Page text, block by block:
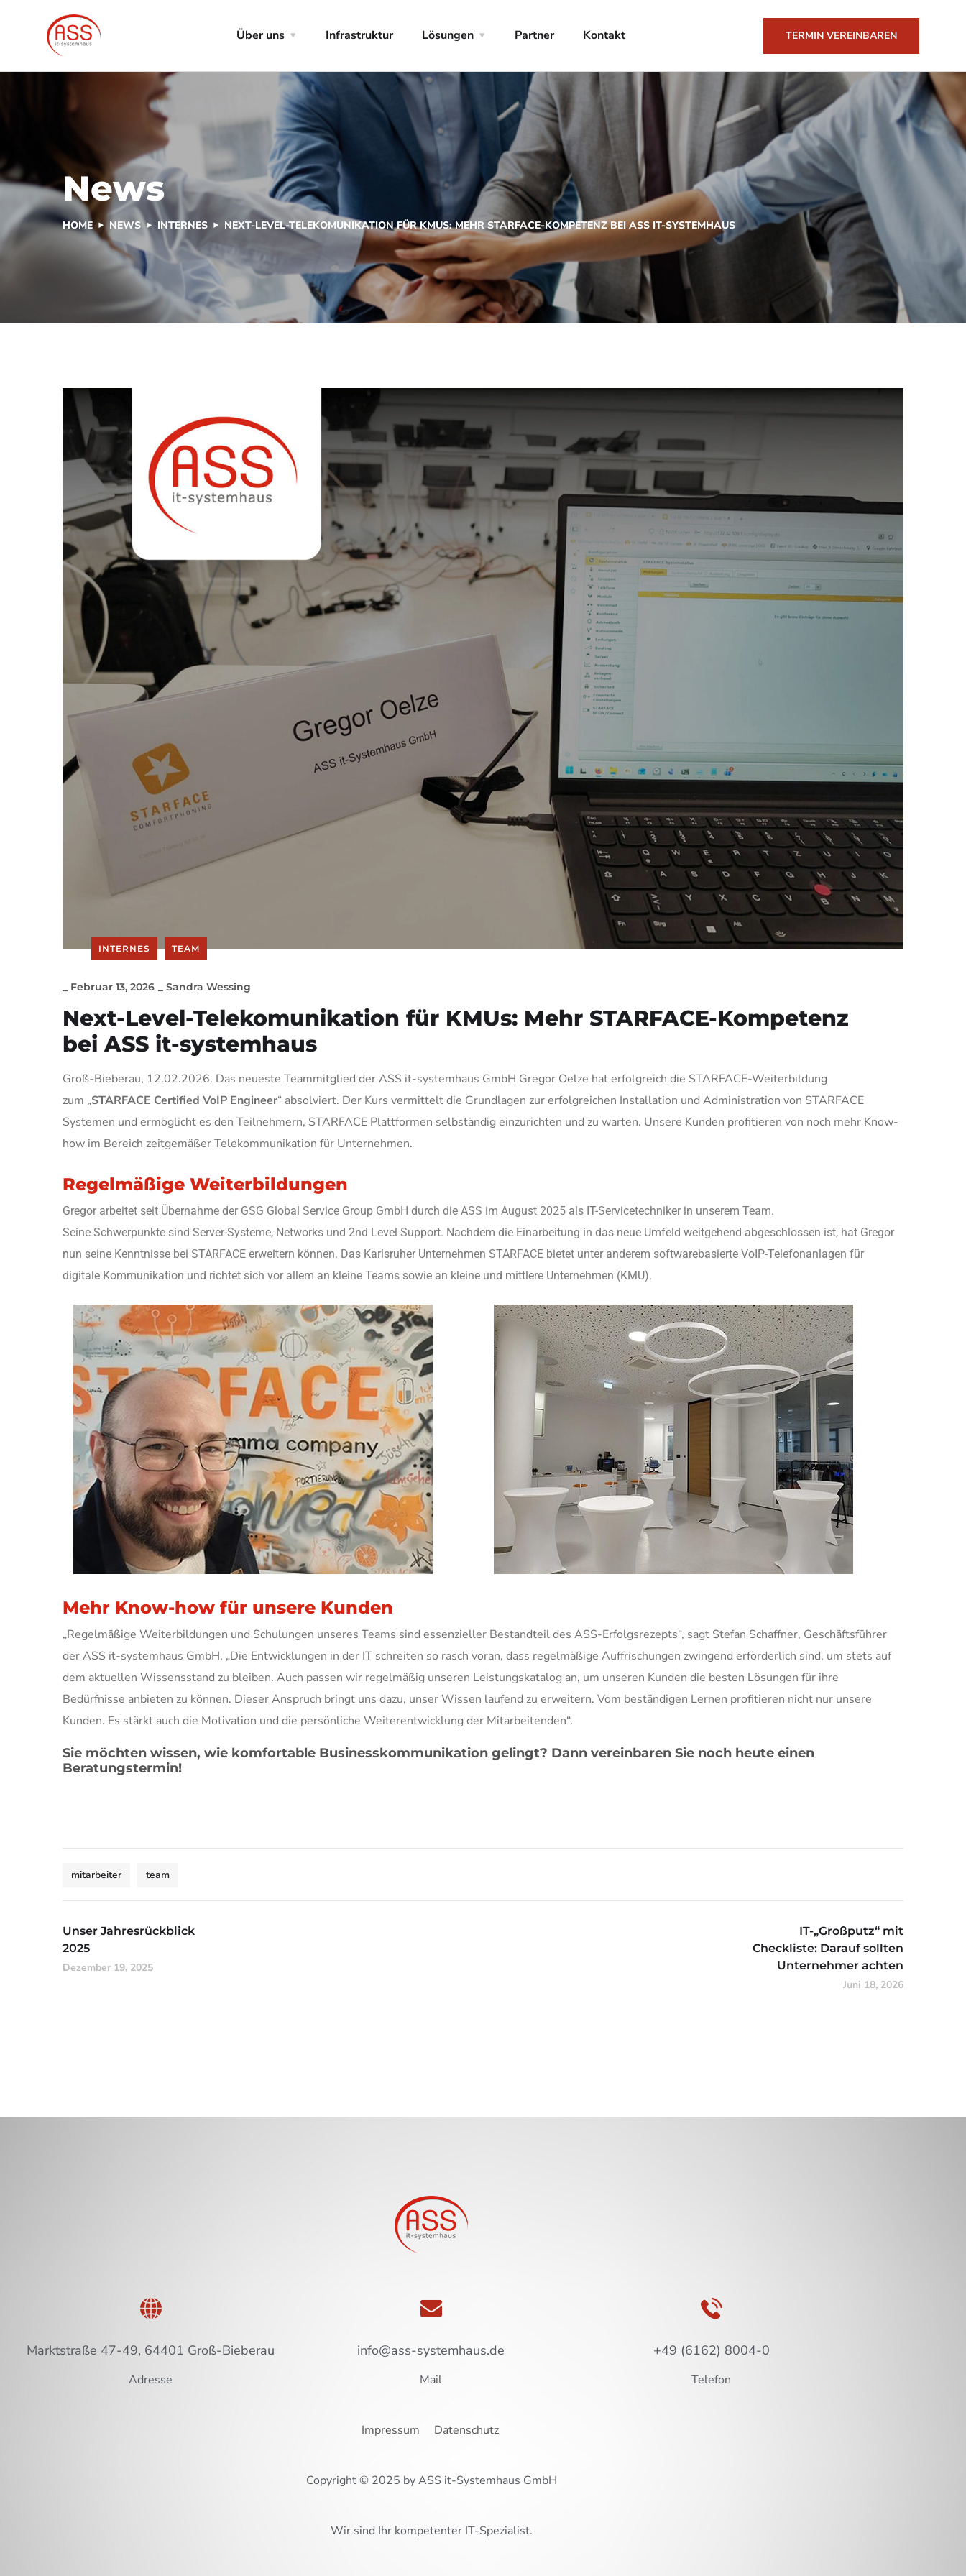
Über uns Infrastruktur Lösungen Partner Kontakt TERMIN VEREINBAREN
News
HOME NEWS INTERNES NEXT-LEVEL-TELEKOMUNIKATION FÜR KMUS: MEHR STARFACE-KOMPETENZ BEI ASS IT-SYSTEMHAUS
INTERNES TEAM
Februar 13, 2026 Sandra Wessing
Next-Level-Telekomunikation für KMUs: Mehr STARFACE-Kompetenz
bei ASS it-systemhaus
Groß-Bieberau, 12.02.2026. Das neueste Teammitglied der ASS it-systemhaus GmbH Gregor Oelze hat erfolgreich die STARFACE-Weiterbildung
zum „STARFACE Certified VoIP Engineer“ absolviert. Der Kurs vermittelt die Grundlagen zur erfolgreichen Installation und Administration von STARFACE
Systemen und ermöglicht es den Teilnehmern, STARFACE Plattformen selbständig einzurichten und zu warten. Unsere Kunden profitieren von noch mehr Know-
how im Bereich zeitgemäßer Telekommunikation für Unternehmen.
Regelmäßige Weiterbildungen
Gregor arbeitet seit Übernahme der GSG Global Service Group GmbH durch die ASS im August 2025 als IT-Servicetechniker in unserem Team.
Seine Schwerpunkte sind Server-Systeme, Networks und 2nd Level Support. Nachdem die Einarbeitung in das neue Umfeld weitgehend abgeschlossen ist, hat Gregor
nun seine Kenntnisse bei STARFACE erweitern können. Das Karlsruher Unternehmen STARFACE bietet unter anderem softwarebasierte VoIP-Telefonanlagen für
digitale Kommunikation und richtet sich vor allem an kleine Teams sowie an kleine und mittlere Unternehmen (KMU).
Mehr Know-how für unsere Kunden
„Regelmäßige Weiterbildungen und Schulungen unseres Teams sind essenzieller Bestandteil des ASS-Erfolgsrezepts“, sagt Stefan Schaffner, Geschäftsführer
der ASS it-systemhaus GmbH. „Die Entwicklungen in der IT schreiten so rasch voran, dass regelmäßige Auffrischungen zwingend erforderlich sind, um stets auf
dem aktuellen Wissensstand zu bleiben. Auch passen wir regelmäßig unseren Leistungskatalog an, um unseren Kunden die besten Lösungen für ihre
Bedürfnisse anbieten zu können. Dieser Anspruch bringt uns dazu, unser Wissen laufend zu erweitern. Vom beständigen Lernen profitieren nicht nur unsere
Kunden. Es stärkt auch die Motivation und die persönliche Weiterentwicklung der Mitarbeitenden“.
Sie möchten wissen, wie komfortable Businesskommunikation gelingt? Dann vereinbaren Sie noch heute einen
Beratungstermin!
mitarbeiter team
Unser Jahresrückblick
2025
Dezember 19, 2025
IT-„Großputz“ mit
Checkliste: Darauf sollten
Unternehmer achten
Juni 18, 2026
Marktstraße 47-49, 64401 Groß-Bieberau
Adresse
info@ass-systemhaus.de
Mail
+49 (6162) 8004-0
Telefon
Impressum Datenschutz
Copyright © 2025 by ASS it-Systemhaus GmbH
Wir sind Ihr kompetenter IT-Spezialist.